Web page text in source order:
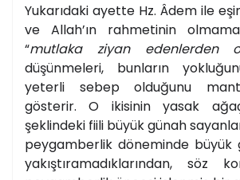
Yukarıdaki ayette Hz. Âdem ile
ve Allah’ın rahmetinin
“mutlaka ziyan edenlerden
düşünmeleri, bunların
yeterli sebep olduğunu
gösterir. O ikisinin yasak
şeklindeki fiili büyük günah
peygamberlik döneminde büyük
yakıştıramadıklarından, söz